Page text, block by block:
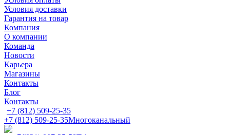
Условия доставки
Гарантия на товар
Компания
О компании
Команда
Новости
Карьера
Магазины
Контакты
Блог
Контакты
+7 (812) 509-25-35
+7 (812) 509-25-35Многоканальный